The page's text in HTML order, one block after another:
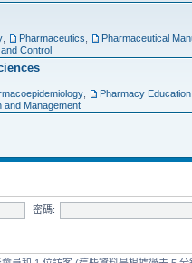
Pharmaceutics Pharmaceutical
Control
Pharmacy Education
and Management
密碼: